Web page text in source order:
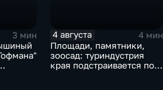
3 мин
4 августа
4 мин
Площади, памятники,
зоосад: туриндустрия
края подстраивается под